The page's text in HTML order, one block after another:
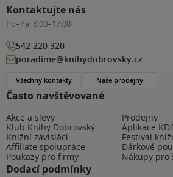
Často navštěvované
Akce a slevy
Prodejny
Klub Knihy Dobrovský
Aplikace
Knižní závisláci
Festival
Affiliate spolupráce
Dárkové
Poukazy pro firmy
Nákupy pro
Dodací podmínky
Kontaktujte nás
Po–Pá: 8:00–17:00
542 220 320
poradime@knihydobrovsky.cz
Všechny kontakty Naše prodejny